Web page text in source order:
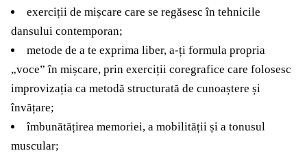
exerciții de mișcare care se regăsesc în tehnicile
dansului contemporan;
metode de a te exprima liber, a-ți formula propria
„voce” în mișcare, prin exerciții coregrafice care folosesc
improvizația ca metodă structurată de cunoaștere și
învățare;
îmbunătățirea memoriei, a mobilității și a tonusul
muscular;